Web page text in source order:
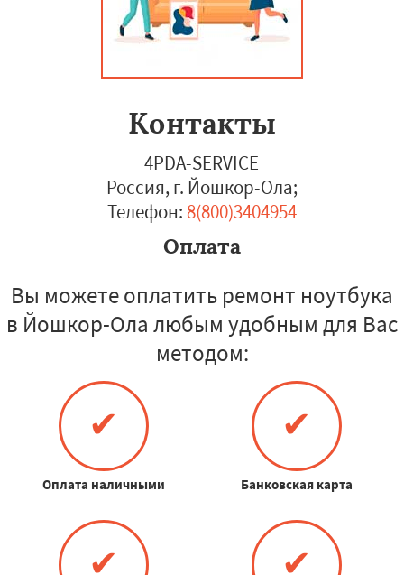
Контакты
4PDA-SERVICE
Россия, г. Йошкор-Ола;
Телефон: 8(800)3404954
Оплата
Вы можете оплатить ремонт ноутбука
в Йошкор-Ола любым удобным для Вас
методом:
✔
Оплата наличными
✔
Банковская карта
✔ ✔